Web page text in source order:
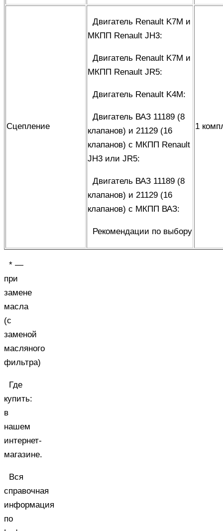
Сцепление
Двигатель Renault K7M и
МКПП Renault JH3:
Двигатель Renault K7M и
МКПП Renault JR5:
Двигатель Renault K4M:
Двигатель ВАЗ 11189 (8
клапанов) и 21129 (16
клапанов) с МКПП Renault
JH3 или JR5:
Двигатель ВАЗ 11189 (8
клапанов) и 21129 (16
клапанов) с МКПП ВАЗ:
Рекомендации по выбору
1
* —
при
замене
масла
(с
заменой
масляного
фильтра)
Где
купить:
в
нашем
интернет-
магазине.
Вся
справочная
информация
по